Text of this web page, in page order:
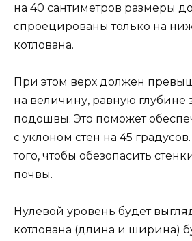
на 40 сантиметров размеры
спроецированы только на
котлована.
При этом верх должен
на величину, равную глубине
подошвы. Это поможет
с уклоном стен на 45
того, чтобы обезопасить
почвы.
Нулевой уровень будет
котлована (длина и ширина)